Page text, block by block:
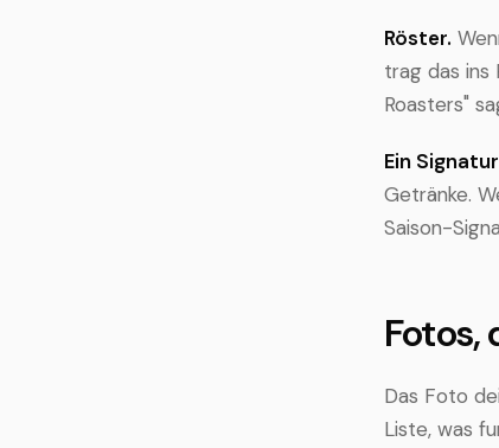
Röster.
trag das ins
Roasters"
Ein
Getränke.
Saison-
Das Foto
Liste, was